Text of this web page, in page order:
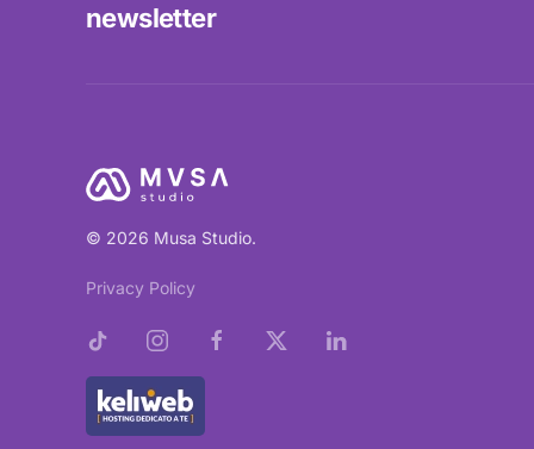
newsletter
© 2026 Musa Studio.
Privacy Policy